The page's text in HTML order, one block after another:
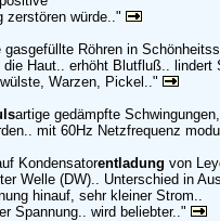
zerstören würde.."
Röhren in
Haut.. erhöht Blutfluß.. lindert
Warzen, Pickel.."
artige gedämpfte
mit 60Hz Netzfrequenz
Kondensatorentladung von
Welle (DW).. Unterschied in
hinauf, sehr kleiner Strom..
Spannung.. wird beliebter.."